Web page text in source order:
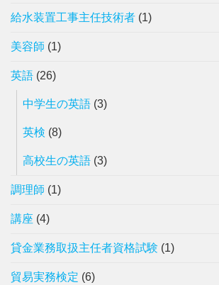
給水装置工事主任技術者 (1)
美容師 (1)
英語 (26)
中学生の英語 (3)
英検 (8)
高校生の英語 (3)
調理師 (1)
講座 (4)
貸金業務取扱主任者資格試験 (1)
貿易実務検定 (6)